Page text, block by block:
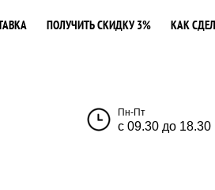
ПОЛУЧИТЬ СКИДКУ 3% КАК
Пн-Пт
с 09.30 до 18.30